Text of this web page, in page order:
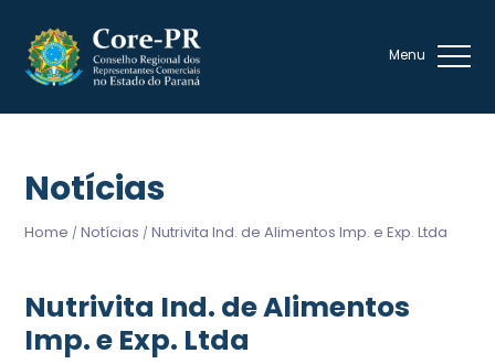
Notícias
Home / Notícias / Nutrivita Ind. de Alimentos Imp. e Exp. Ltda
Nutrivita Ind. de Alimentos
Imp. e Exp. Ltda